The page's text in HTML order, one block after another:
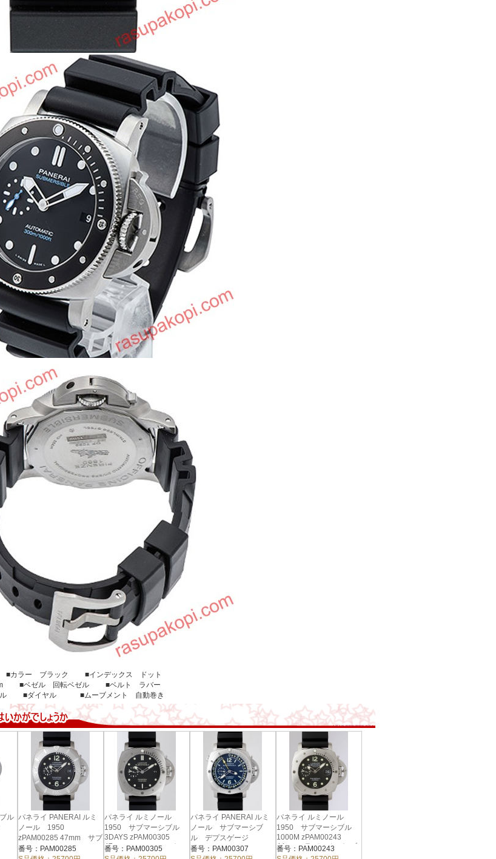
カラー ブラック ■インデックス ドット
■ベゼル 回転ベゼル ■ベルト ラバー
ル ■ダイヤル ■ムーブメント 自動巻き
ル パネライ PANERAI ルミ
ノール 1950
zPAM00285 47mm サブ
マーシブル2500m ブラッ
番号：PAM00285
パネライ ルミノール
1950 サブマーシブル
3DAYS zPAM00305
47mm シースルーバッ
ク ブラック
番号：PAM00305
パネライ PANERAI ルミ
ノール サブマーシブ
ル デプスゲージ
zPAM00307 47mm ネイ
番号：PAM00307
パネライ ルミノール
1950 サブマーシブル
1000M zPAM00243
44mm ラバーベルト ブ
ラック
番号：PAM00243